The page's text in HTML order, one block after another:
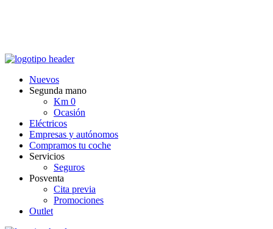
Nuevos
Segunda mano
Km 0
Ocasión
Eléctricos
Empresas y autónomos
Compramos tu coche
Servicios
Seguros
Posventa
Cita previa
Promociones
Outlet